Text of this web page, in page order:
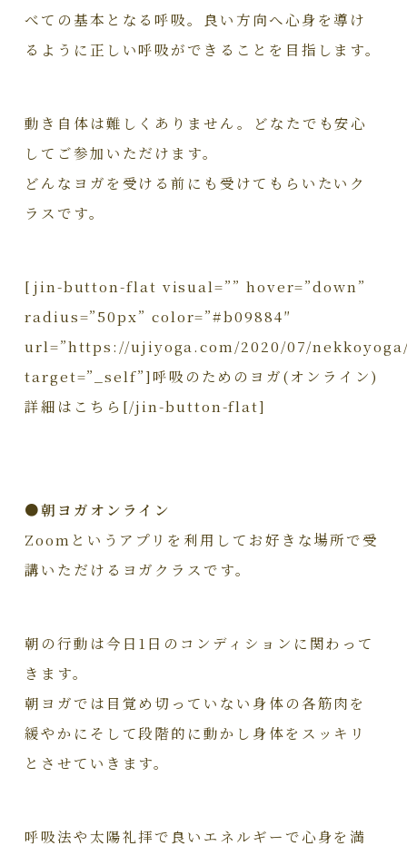
べての基本となる呼吸。良い方向へ心身を導け
るように正しい呼吸ができることを目指します。
動き自体は難しくありません。どなたでも安心
してご参加いただけます。
どんなヨガを受ける前にも受けてもらいたいク
ラスです。
[jin-button-flat visual=”” hover=”down”
radius=”50px” color=”#b09884″
url=”https://ujiyoga.com/2020/07/
target=”_self”]呼吸のためのヨガ(オンライン)
詳細はこちら[/jin-button-flat]
●朝ヨガオンライン
Zoomというアプリを利用してお好きな場所で受
講いただけるヨガクラスです。
朝の行動は今日1日のコンディションに関わって
きます。
朝ヨガでは目覚め切っていない身体の各筋肉を
緩やかにそして段階的に動かし身体をスッキリ
とさせていきます。
呼吸法や太陽礼拝で良いエネルギーで心身を満